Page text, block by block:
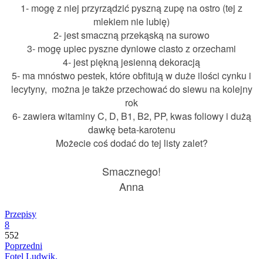
1- mogę z niej przyrządzić pyszną zupę na ostro (tej z
mlekiem nie lubię)
2- jest smaczną przekąską na surowo
3- mogę upiec pyszne dyniowe ciasto z orzechami
4- jest piękną jesienną dekoracją
5- ma mnóstwo pestek, któreobfitują w duże ilości cynku i
lecytyny, można je także przechować do siewu na kolejny
rok
6- zawiera witaminy C, D, B1, B2, PP, kwas foliowy i dużą
dawkę beta-karotenu
Możecie coś dodać do tej listy zalet?
Smacznego!
Anna
Przepisy
8
552
Poprzedni
Fotel Ludwik.